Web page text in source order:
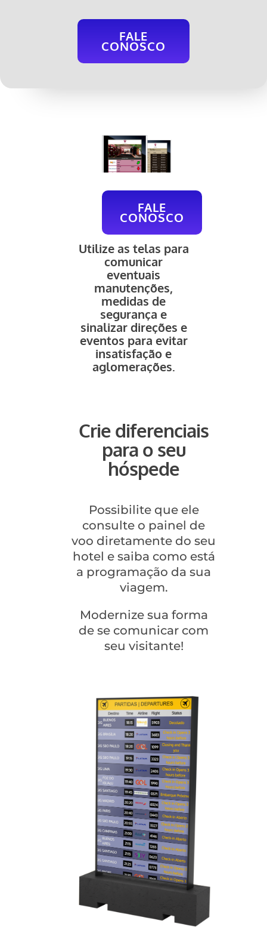
FALE
CONOSCO
FALE
CONOSCO
Utilize as telas para
comunicar
eventuais
manutenções,
medidas de
segurança e
sinalizar direções e
eventos para evitar
insatisfação e
aglomerações.
Crie diferenciais
para o seu
hóspede
Possibilite que ele
consulte o painel de
voo diretamente do seu
hotel e saiba como está
a programação da sua
viagem.
Modernize sua forma
de se comunicar com
seu visitante!